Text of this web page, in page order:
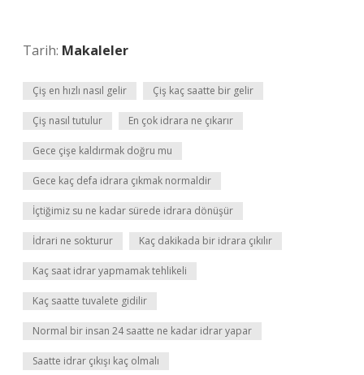
Tarih: Makaleler
Çiş en hızlı nasıl gelir Çiş kaç saatte bir gelir
Çiş nasıl tutulur En çok idrara ne çıkarır
Gece çişe kaldırmak doğru mu
Gece kaç defa idrara çıkmak normaldir
İçtiğimiz su ne kadar sürede idrara dönüşür
İdrari ne sokturur Kaç dakikada bir idrara çıkılır
Kaç saat idrar yapmamak tehlikeli
Kaç saatte tuvalete gidilir
Normal bir insan 24 saatte ne kadar idrar yapar
Saatte idrar çıkışı kaç olmalı